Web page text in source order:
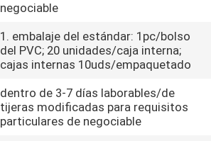
negociable
1. embalaje del estándar: 1pc/bolso
del PVC; 20 unidades/caja interna;
cajas internas 10uds/empaquetado
dentro de 3-7 días laborables/de
tijeras modificadas para requisitos
particulares de negociable